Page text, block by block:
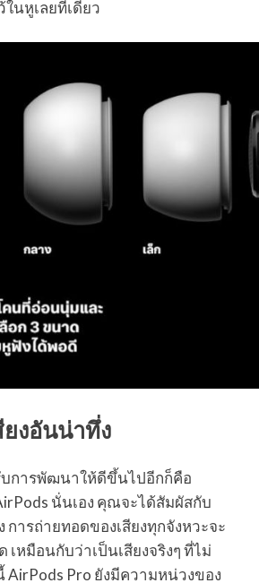
นหูเลยทีเดียว
งอันน่าทึ่ง
การพัฒนาให้ดีขึ้นไปอีกก็คือ
นั่นเอง คุณจะได้สัมผัสกับ
การถ่ายทอดของเสียงทุกจังหวะจะ
เหมือนกับว่าเป็นเสียงจริงๆ ที่ไม่
Pro ยังมีความหน่วงของ